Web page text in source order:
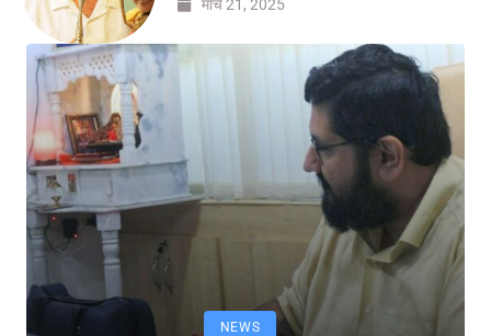
मार्च 21, 2025
NEWS